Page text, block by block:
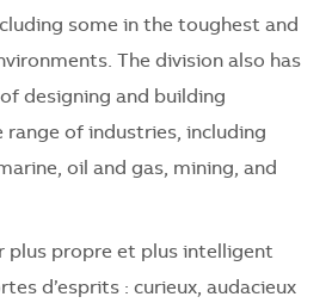
some in the toughest and
The division also has
designing and building
of industries, including
oil and gas, mining, and
plus propre et plus intelligent
d’esprits : curieux, audacieux